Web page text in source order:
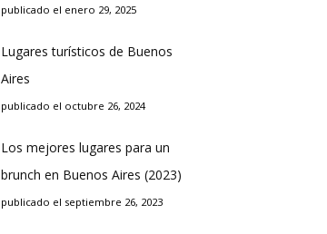
publicado el enero 29, 2025
Lugares turísticos de Buenos
Aires
publicado el octubre 26, 2024
Los mejores lugares para un
brunch en Buenos Aires (2023)
publicado el septiembre 26, 2023